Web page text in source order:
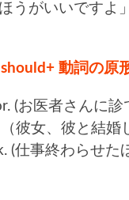
うがいいですよ
動詞の原
(お医者さんに診
彼女、彼と結婚
(仕事終わらせた